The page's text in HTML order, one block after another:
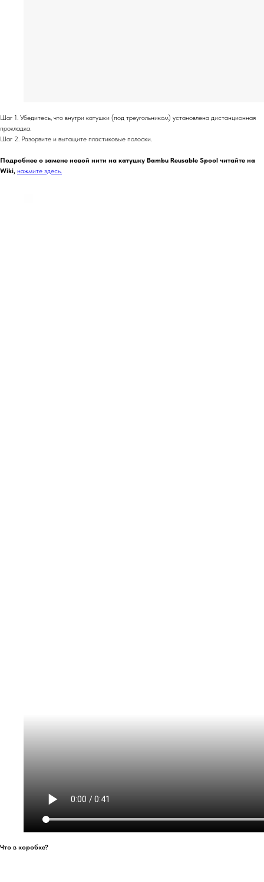
Шаг 1. Убедитесь, что внутри катушки (под треугольником) установлена ​​дистанционная
прокладка.
Шаг 2. Разорвите и вытащите пластиковые полоски.
Подробнее о замене новой нити на катушку Bambu Reusable Spool читайте на
Wiki, нажмите здесь.
Что в коробке?